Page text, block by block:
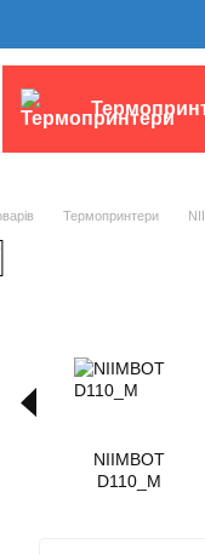
Термопринтери
NIIMBOT
D110_M